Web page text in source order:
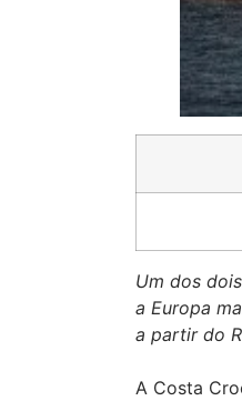
Um dos
a Europa
a partir do
A Costa